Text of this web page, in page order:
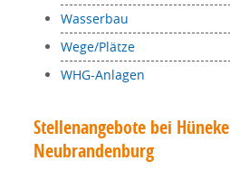
Wasserbau
Wege/Plätze
WHG-Anlagen
Stellenangebote bei Hüneke
Neubrandenburg